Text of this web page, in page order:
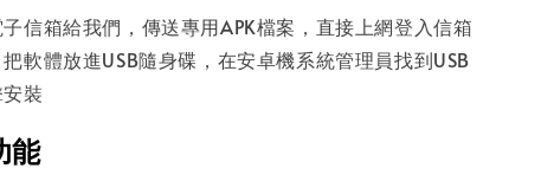
子信箱給我們，傳送專用APK檔案，直接上網登入信箱
軟體放進USB隨身碟，在安卓機系統管理員找到USB
裝
能